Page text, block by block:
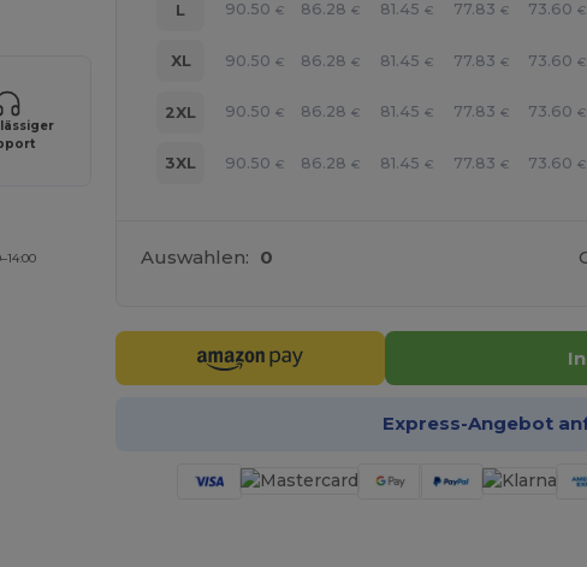
L 90.50 € 86.28 € 81.45 € 77.83 € 73.60 €
XL 90.50 € 86.28 € 81.45 € 77.83 € 73.60 €
2XL 90.50 € 86.28 € 81.45 € 77.83 € 73.60 €
3XL 90.50 € 86.28 € 81.45 € 77.83 € 73.60 €
Auswahlen: 0
Express-Angebot